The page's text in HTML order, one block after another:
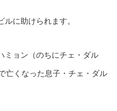
に助けられます。
ミョン（のちにチェ・ダル
亡くなった息子・チェ・ダル